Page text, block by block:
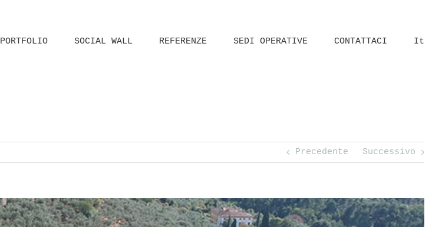
PORTFOLIO SOCIAL WALL REFERENZE SEDI OPERATIVE CONTATTACI It
Precedente Successivo